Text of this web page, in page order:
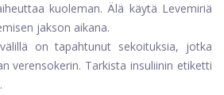
kuoleman. Älä käytä Levemiriä
jakson aikana.
on tapahtunut sekoituksia, jotka
verensokerin. Tarkista insuliinin etiketti